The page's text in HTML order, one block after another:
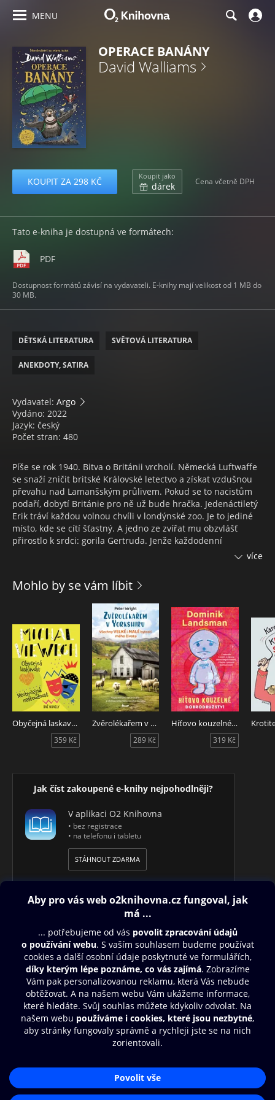
MENU
OPERACE BANÁNY
David Walliams
KOUPIT ZA 298 KČ Koupit jako
dárek Cena včetně DPH
Tato e-kniha je dostupná ve formátech:
PDF
Dostupnost formátů závisí na vydavateli. E-knihy mají velikost od 1 MB do
30 MB.
DĚTSKÁ LITERATURA SVĚTOVÁ LITERATURA
ANEKDOTY, SATIRA
Vydavatel: Argo
Vydáno: 2022
Jazyk: český
Počet stran: 480
Píše se rok 1940. Bitva o Británii vrcholí. Německá Luftwaffe
se snaží zničit britské Královské letectvo a získat vzdušnou
převahu nad Lamanšským průlivem. Pokud se to nacistům
podaří, dobytí Británie pro ně už bude hračka. Jedenáctiletý
Erik tráví každou volnou chvíli v londýnské zoo. Je to jediné
místo, kde se cítí šťastný. A jedno ze zvířat mu obzvlášť
přirostlo k srdci: gorila Gertruda. Jenže každodenní
bombardování města znamená velké ohrožení pro lidi i
který v zoo pracuje jako chovatel. Podaří se jim ukrýt na
mořském pobřeží. Jejich pocit bezpečí ale vezme za své, když
odhalí supertajný plán nacistů…
David Walliams, autor veleúspěšné Babičky drsňačky, napsal
akční, bondovsky laděný příběh z druhé světové války, v
němž však není nouze ani o humor.
David Walliams je úkaz: děti jeho knihy milují, z každé se
stane okamžitě bestseller.
více
Mohlo by se vám líbit
Obyčejná laskavost, Neobyčejná nestoudnost
359 Kč
Zvěrolékařem v Yorkshiru - Všechny velké i malé bytosti mého života
289 Kč
Híťovo kouzelné dobrodružství
319 Kč
Jak číst zakoupené e-knihy nejpohodlněji?
V aplikaci O2 Knihovna
• bez registrace
• na telefonu i tabletu
STÁHNOUT ZDARMA
Obsah ke stažení
Moje O2 Knihovna
Další zábava
© O2 Czech Republic a.s.
Přístupnost
Zásady zpracování osobních údajůAplikace O2 Knihovna